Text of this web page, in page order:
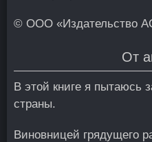
© ООО «Издательство
От
В этой книге я пытаюсь
страны.
Виновницей грядущего